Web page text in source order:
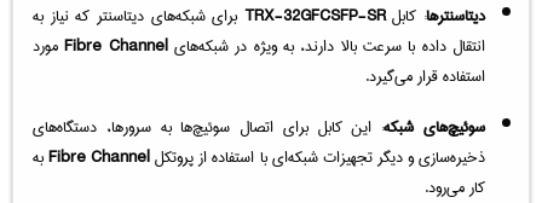
دیتاسنترها: کابلTRX-32GFCSFP-SR برای شبکه‌های دیتاسنتر که نیاز به
انتقال داده با سرعت بالا دارند، به ویژه در شبکه‌هایFibre Channelمورد
استفاده قرار می‌گیرد.
سوئیچ‌های شبکه: این کابل برای اتصال سوئیچ‌ها به سرورها، دستگاه‌های
ذخیره‌سازی و دیگر تجهیزات شبکه‌ای با استفاده از پروتکلFibre Channelبه
کار می‌رود.